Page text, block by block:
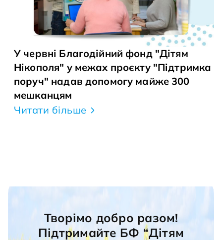
У червні Благодійний фонд "Дітям
Нікополя" у межах проєкту "Підтримка
поруч" надав допомогу майже 300
мешканцям
Читати більше
Творімо добро разом!
Підтримайте БФ “Дітям